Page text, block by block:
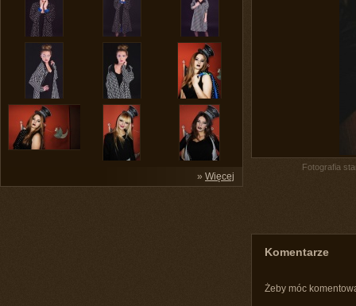
» Więcej
Fotografia
Komentarze
Żeby móc